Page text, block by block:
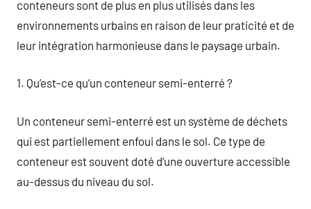
conteneurs sont de plus en plus utilisés dans les
environnements urbains en raison de leur praticité et de
leur intégration harmonieuse dans le paysage urbain.
1. Qu’est-ce qu’un conteneur semi-enterré ?
Un conteneur semi-enterré est un système de déchets
qui est partiellement enfoui dans le sol. Ce type de
conteneur est souvent doté d’une ouverture accessible
au-dessus du niveau du sol.